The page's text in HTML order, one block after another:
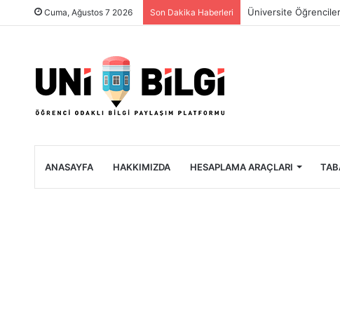
Cuma, Ağustos 7 2026 Son Dakika Haberleri Dünyanın En Büyük
ANASAYFA HAKKIMIZDA HESAPLAMA ARAÇLARI